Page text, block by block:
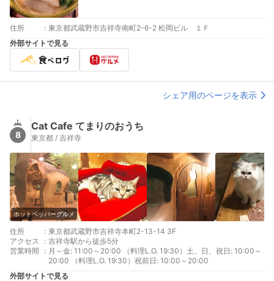
住所 : 東京都武蔵野市吉祥寺南町2-6-2 松岡ビル １Ｆ
外部サイトで見る
シェア用のページを表示
8
Cat Cafe てまりのおうち
東京都 / 吉祥寺
ホットペッパーグルメ
住所 : 東京都武蔵野市吉祥寺本町2-13-14 3F
アクセス
: 吉祥寺駅から徒歩5分
営業時間
: 月～金: 11:00～20:00 （料理L.O. 19:30）土、日、祝日: 10:00～
20:00 （料理L.O. 19:30）祝前日: 10:00～20:00
外部サイトで見る